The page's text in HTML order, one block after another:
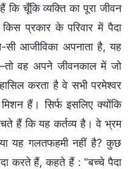
चूँकि व्यक्ति का पूरा जीवन
किस प्रकार के परिवार में पैदा
आजीविका अपनाता है, यह
है—तो वह अपने जीवनकाल में जो
करता है वे सभी परमेश्वर
हैं। सिर्फ इसलिए क्योंकि
हैं कि यह कर्तव्य है। वे भ्रम
यह गलतफहमी नहीं है? कुछ
करते हैं, कहते हैं : “बच्चे पैदा